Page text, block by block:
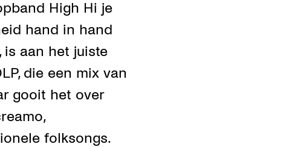
High Hi je
hand in hand
is aan het juiste
die een mix van
gooit het over
folksongs.